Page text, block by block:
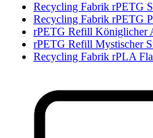
Recycling Fabrik rPETG
Recycling Fabrik rPETG
rPETG Refill Königlicher
rPETG Refill Mystischer
Recycling Fabrik rPLA